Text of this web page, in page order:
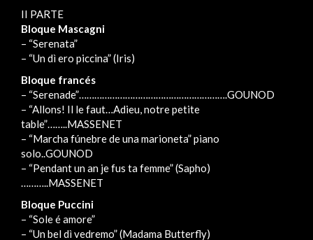
II PARTE
Bloque Mascagni
– “Serenata”
– “Un dì ero piccina” (Iris)
Bloque francés
– “Serenade”………………………………………………….GOUNOD
– “Allons! Il le faut…Adieu, notre petite
table”……..MASSENET
– “Marcha fúnebre de una marioneta” piano
solo..GOUNOD
– “Pendant un an je fus ta femme” (Sapho)
………..MASSENET
Bloque Puccini
– “Sole é amore”
– “Un bel dì vedremo” (Madama Butterfly)